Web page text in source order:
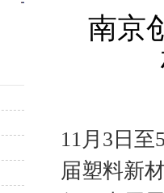
南京
11月3日
届塑料新